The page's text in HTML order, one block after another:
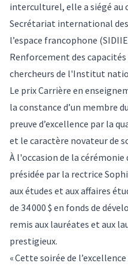
interculturel, elle a siégé au
Secrétariat international
l’espace francophone
Renforcement des
chercheurs de l'Institut
Le prix Carrière en
la constance d’un membre
preuve d’excellence par la
et le caractère novateur de
À l'occasion de la
présidée par la rectrice
aux études et aux affaires
de 34 000 $ en fonds de
remis aux lauréates et aux
prestigieux.
« Cette soirée de